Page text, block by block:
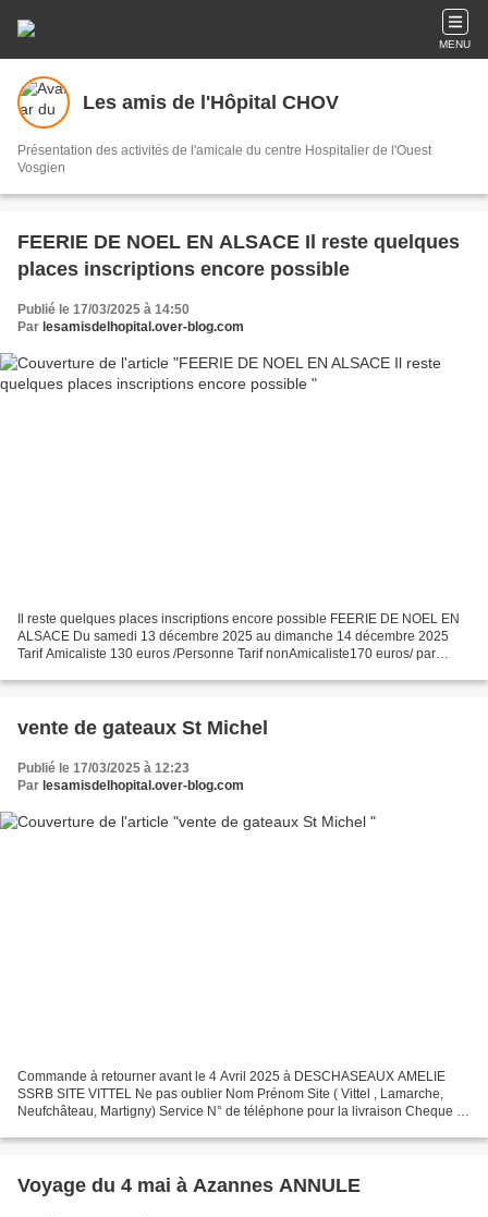
MENU
Les amis de l'Hôpital CHOV
Présentation des activités de l'amicale du centre Hospitalier de l'Ouest
Vosgien
FEERIE DE NOEL EN ALSACE Il reste quelques
places inscriptions encore possible
Publié le 17/03/2025 à 14:50
Par lesamisdelhopital.over-blog.com
Il reste quelques places inscriptions encore possible FEERIE DE NOEL EN
ALSACE Du samedi 13 décembre 2025 au dimanche 14 décembre 2025
Tarif Amicaliste 130 euros /Personne Tarif nonAmicaliste170 euros/ par
vente de gateaux St Michel
Publié le 17/03/2025 à 12:23
Par lesamisdelhopital.over-blog.com
Commande à retourner avant le 4 Avril 2025 à DESCHASEAUX AMELIE
SSRB SITE VITTEL Ne pas oublier Nom Prénom Site ( Vittel , Lamarche,
Neufchâteau, Martigny) Service N° de téléphone pour la livraison Cheque à
Voyage du 4 mai à Azannes ANNULE